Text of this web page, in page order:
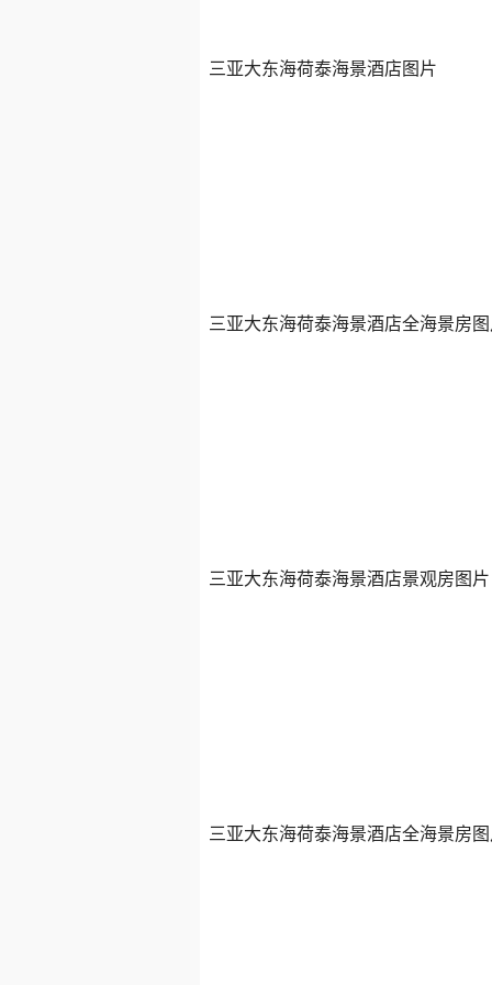
三亚大东海荷泰海景酒店图片
三亚大东海荷泰海景酒店全海景房
三亚大东海荷泰海景酒店景观房图片
三亚大东海荷泰海景酒店全海景房